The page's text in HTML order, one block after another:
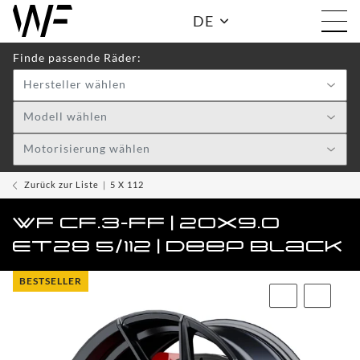
DE
WHEELS
TOGGLE
R
SL.1-FF
Finde passende Räder:
Hersteller wählen
Modell wählen
Motorisierung wählen
Zurück zur Liste 5 X 112
WF CF.3-FF | 20x9.0
ET28 5/112 | Deep Black
BESTSELLER